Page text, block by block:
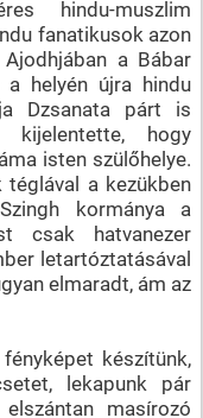
hindu-muszlim
fanatikusok azon
a Bábar
helyén újra hindu
Dzsanata párt is
kijelentette, hogy
isten szülőhelye.
téglával a kezükben
kormánya a
csak hatvanezer
letartóztatásával
elmaradt, ám az
készítünk,
lekapunk pár
masírozó